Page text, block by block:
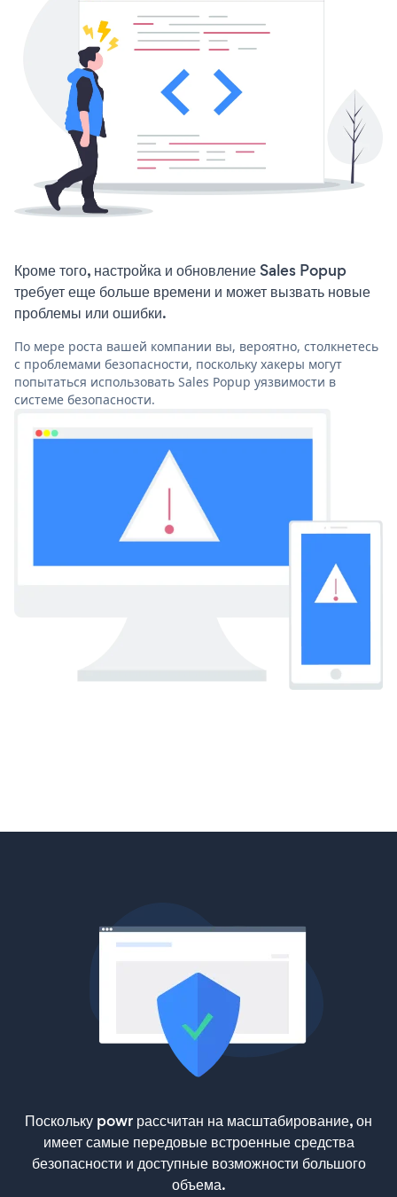
Кроме того, настройка и обновление Sales Popup
требует еще больше времени и может вызвать новые
проблемы или ошибки.
По мере роста вашей компании вы, вероятно, столкнетесь
с проблемами безопасности, поскольку хакеры могут
попытаться использовать Sales Popup уязвимости в
системе безопасности.
Поскольку powr рассчитан на масштабирование, он
имеет самые передовые встроенные средства
безопасности и доступные возможности большого
объема.